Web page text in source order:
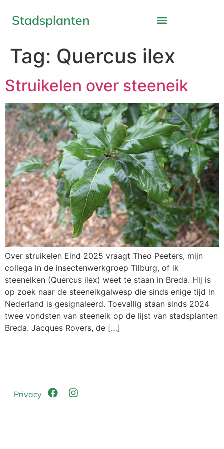
Stadsplanten
Tag: Quercus ilex
Struikelen over steeneik
Over struikelen Eind 2025 vraagt Theo Peeters, mijn
collega in de insectenwerkgroep Tilburg, of ik
steeneiken (Quercus ilex) weet te staan in Breda. Hij is
op zoek naar de steeneikgalwesp die sinds enige tijd in
Nederland is gesignaleerd. Toevallig staan sinds 2024
twee vondsten van steeneik op de lijst van stadsplanten
Breda. Jacques Rovers, de […]
Privacy